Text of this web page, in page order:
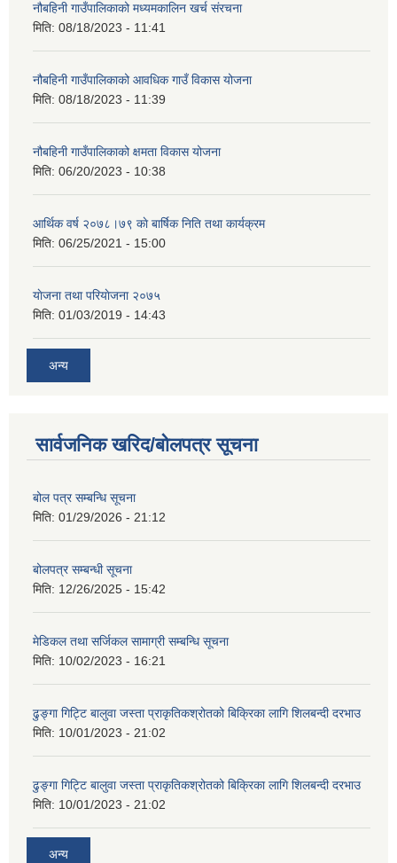
नौबहिनी गाउँपालिकाको मध्यमकालिन खर्च संरचना
मिति: 08/18/2023 - 11:41
नौबहिनी गाउँपालिकाको आवधिक गाउँ विकास योजना
मिति: 08/18/2023 - 11:39
नौबहिनी गाउँपालिकाको क्षमता विकास योजना
मिति: 06/20/2023 - 10:38
आर्थिक वर्ष २०७८।७९ काे बार्षिक निति तथा कार्यक्रम
मिति: 06/25/2021 - 15:00
याेजना तथा परियाेजना २०७५
मिति: 01/03/2019 - 14:43
अन्य
सार्वजनिक खरिद/बोलपत्र सूचना
बोल पत्र सम्बन्धि सूचना
मिति: 01/29/2026 - 21:12
बोलपत्र सम्बन्धी सूचना
मिति: 12/26/2025 - 15:42
मेडिकल तथा सर्जिकल सामाग्री सम्बन्धि सूचना
मिति: 10/02/2023 - 16:21
ढुङ्गा गिट्टि बालुवा जस्ता प्राकृतिकश्रोतको बिक्रिका लागि शिलबन्दी दरभाउ
मिति: 10/01/2023 - 21:02
ढुङ्गा गिट्टि बालुवा जस्ता प्राकृतिकश्रोतको बिक्रिका लागि शिलबन्दी दरभाउ
मिति: 10/01/2023 - 21:02
अन्य